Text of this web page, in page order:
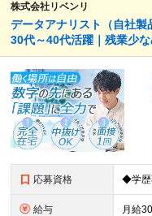
株式会社リベンリ
データアナリスト（自社製
30代～40代活躍｜残業少
応募資格
給与